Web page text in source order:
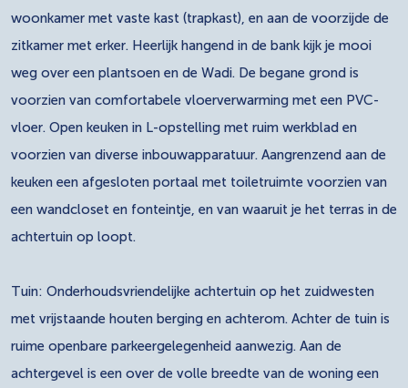
woonkamer met vaste kast (trapkast), en aan de voorzijde de
zitkamer met erker. Heerlijk hangend in de bank kijk je mooi
weg over een plantsoen en de Wadi. De begane grond is
voorzien van comfortabele vloerverwarming met een PVC-
vloer. Open keuken in L-opstelling met ruim werkblad en
voorzien van diverse inbouwapparatuur. Aangrenzend aan de
keuken een afgesloten portaal met toiletruimte voorzien van
een wandcloset en fonteintje, en van waaruit je het terras in de
achtertuin op loopt.
Tuin: Onderhoudsvriendelijke achtertuin op het zuidwesten
met vrijstaande houten berging en achterom. Achter de tuin is
ruime openbare parkeergelegenheid aanwezig. Aan de
achtergevel is een over de volle breedte van de woning een